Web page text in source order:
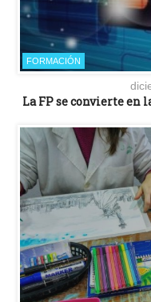
FORMACIÓN
La FP se convierte